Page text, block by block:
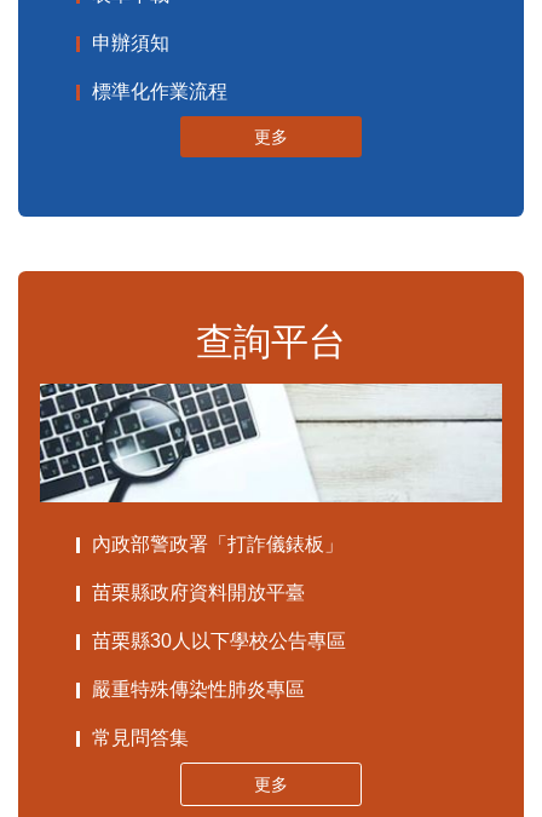
申辦須知
標準化作業流程
更多
查詢平台
內政部警政署「打詐儀錶板」
苗栗縣政府資料開放平臺
苗栗縣30人以下學校公告專區
嚴重特殊傳染性肺炎專區
常見問答集
更多